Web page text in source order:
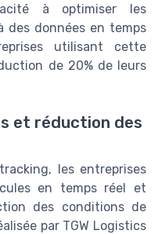
à optimiser les
des données en temps
utilisant cette
de 20% de leurs
et réduction des
les entreprises
en temps réel et
des conditions de
par TGW Logistics